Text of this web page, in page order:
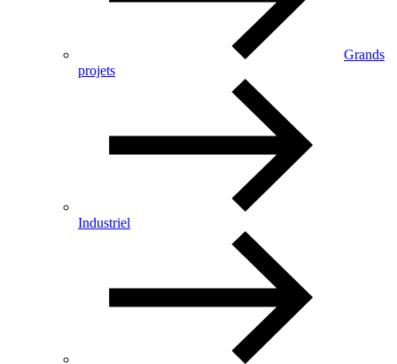
Grands
projets
Industriel